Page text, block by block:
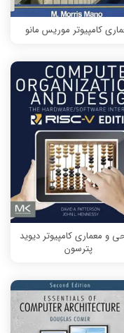
کامپیوتر موریس مانو
و معماری کامپیوتر دیوید
پترسون